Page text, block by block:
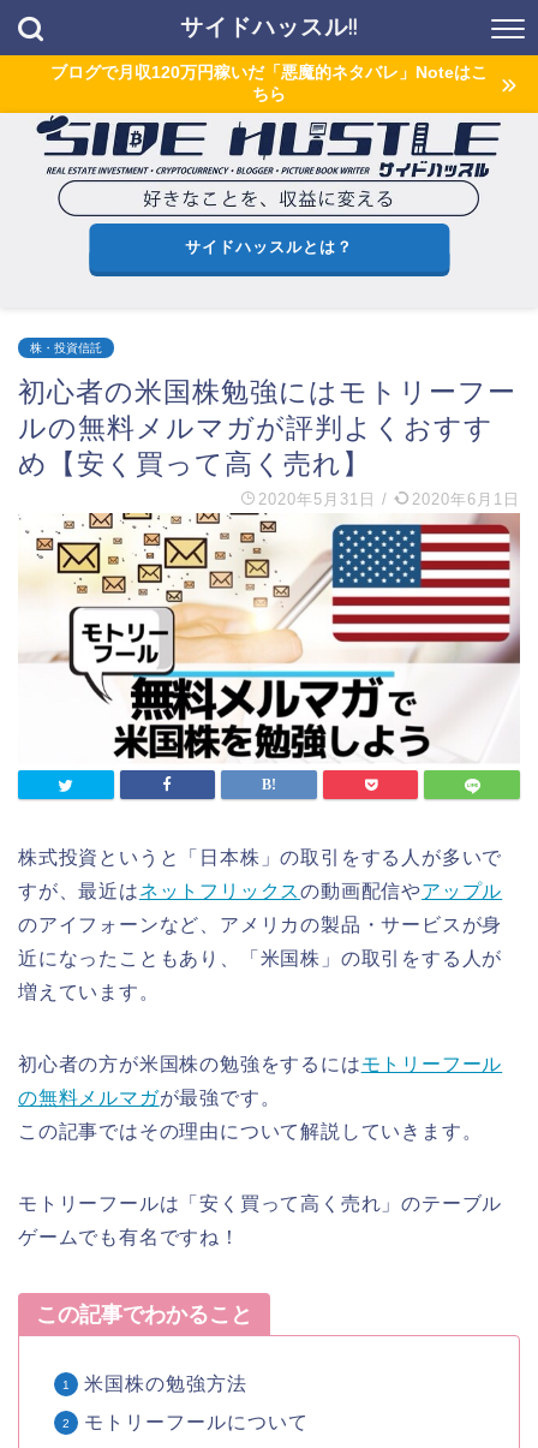
サイドハッスル!!
ブログで月収120万円稼いだ「悪魔的ネタバレ」Noteはこ
ちら
サイドハッスルとは？
株・投資信託
初心者の米国株勉強にはモトリーフー
ルの無料メルマガが評判よくおすす
め【安く買って高く売れ】
2020年5月31日 / 2020年6月1日
株式投資というと「日本株」の取引をする人が多いで
すが、最近はネットフリックスの動画配信やアップル
のアイフォーンなど、アメリカの製品・サービスが身
近になったこともあり、「米国株」の取引をする人が
増えています。
初心者の方が米国株の勉強をするにはモトリーフール
の無料メルマガが最強です。
この記事ではその理由について解説していきます。
モトリーフールは「安く買って高く売れ」のテーブル
ゲームでも有名ですね！
この記事でわかること
米国株の勉強方法
モトリーフールについて